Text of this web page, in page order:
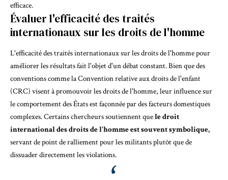
efficace.
Évaluer l'efficacité des traités
internationaux sur les droits de l'homme
L'efficacité des traités internationaux sur les droits de l'homme pour
améliorer les résultats fait l'objet d'un débat constant. Bien que des
conventions comme la Convention relative aux droits de l'enfant
(CRC) visent à promouvoir les droits de l'homme, leur influence sur
le comportement des États estfaçonnée par des facteurs domestiques
complexes.Certains chercheurssoutiennent quele droit
international des droits de l'homme est souvent symbolique,
servant de point de ralliement pour les militants plutôt que de
dissuader directement les violations.